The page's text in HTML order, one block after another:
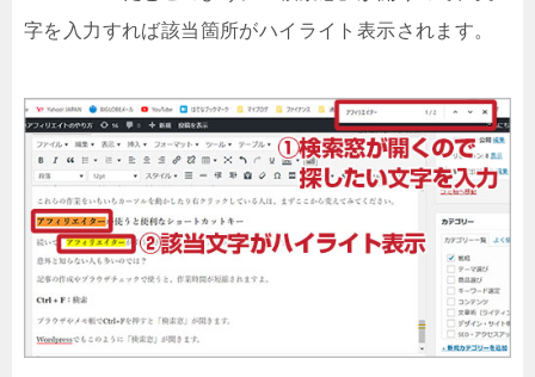
字を入力すれば該当箇所がハイライト表示されます。